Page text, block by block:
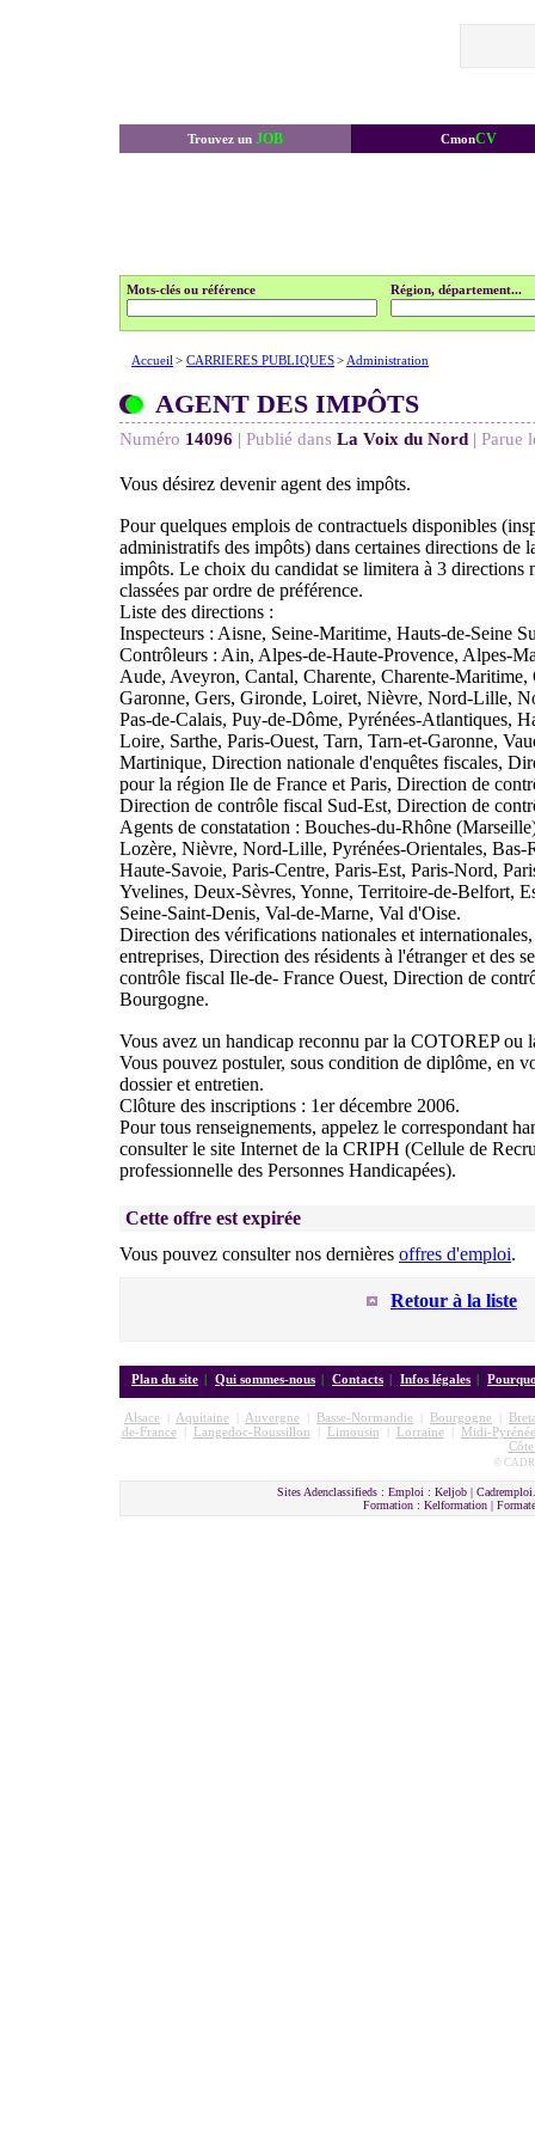
Trouvez un JOB CmonCV
Mots-clés ou référence Région, département...
Accueil > CARRIERES PUBLIQUES> Administration
AGENT DES IMPÔTS
Numéro 14096 | Publié dans La Voix du Nord | Parue
Vous désirez devenir agent des impôts.
Pour quelques emplois de contractuels disponibles
administratifs des impôts) dans certaines directions de
impôts. Le choix du candidat se limitera à 3 directions
classées par ordre de préférence.
Liste des directions :
Inspecteurs : Aisne, Seine-Maritime, Hauts-de-Seine
Contrôleurs : Ain, Alpes-de-Haute-Provence, Alpes-
Aude, Aveyron, Cantal, Charente, Charente-Maritime,
Garonne, Gers, Gironde, Loiret, Nièvre, Nord-Lille,
Pas-de-Calais, Puy-de-Dôme, Pyrénées-Atlantiques,
Loire, Sarthe, Paris-Ouest, Tarn, Tarn-et-Garonne,
Martinique, Direction nationale d'enquêtes fiscales,
pour la région Ile de France et Paris, Direction de
Direction de contrôle fiscal Sud-Est, Direction de
Agents de constatation : Bouches-du-Rhône
Lozère, Nièvre, Nord-Lille, Pyrénées-Orientales, Bas-
Haute-Savoie, Paris-Centre, Paris-Est, Paris-Nord,
Yvelines, Deux-Sèvres, Yonne, Territoire-de-Belfort,
Seine-Saint-Denis, Val-de-Marne, Val d'Oise.
Direction des vérifications nationales et
entreprises, Direction des résidents à l'étranger et des
contrôle fiscal Ile-de- France Ouest, Direction de
Bourgogne.
Vous avez un handicap reconnu par la COTOREP ou
Vous pouvez postuler, sous condition de diplôme, en
dossier et entretien.
Clôture des inscriptions : 1er décembre 2006.
Pour tous renseignements, appelez le correspondant
consulter le site Internet de la CRIPH (Cellule de
professionnelle des Personnes Handicapées).
Cette offre est expirée
Vous pouvez consulter nos dernières offres d'emploi.
Retour à la liste
Plan du site | Qui sommes-nous | Contacts | Infos légales |
Alsace Aquitaine Auvergne Basse-Normandie Bourgogne
de-France| Langedoc-Roussillon Limousin Lorraine|
Midi-
©
Sites Adenclassifieds : Emploi : Keljob |
Formation : Kelformation |